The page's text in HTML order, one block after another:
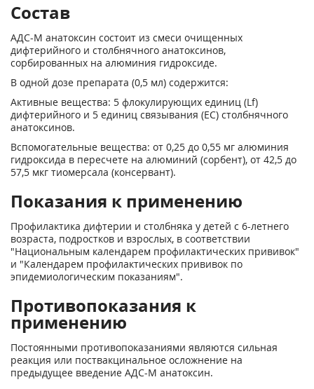
Состав
АДС-М анатоксин состоит из смеси очищенных
дифтерийного и столбнячного анатоксинов,
сорбированных на алюминия гидроксиде.
В одной дозе препарата (0,5 мл) содержится:
Активные вещества: 5 флокулирующих единиц (Lf)
дифтерийного и 5 единиц связывания (ЕС) столбнячного
анатоксинов.
Вспомогательные вещества: от 0,25 до 0,55 мг алюминия
гидроксида в пересчете на алюминий (сорбент), от 42,5 до
57,5 мкг тиомерсала (консервант).
Показания к применению
Профилактика дифтерии и столбняка у детей с 6-летнего
возраста, подростков и взрослых, в соответствии
"Национальным календарем профилактических прививок"
и "Календарем профилактических прививок по
эпидемиологическим показаниям".
Противопоказания к
применению
Постоянными противопоказаниями являются сильная
реакция или поствакцинальное осложнение на
предыдущее введение АДС-М анатоксин.